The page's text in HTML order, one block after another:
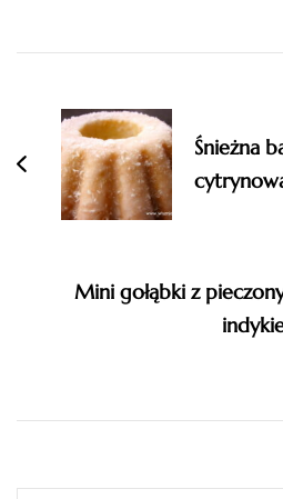
Navigation
Śnieżna
Mini gołąbki z